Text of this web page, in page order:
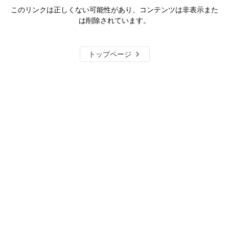
このリンクは正しくない可能性があり、コンテンツは非表示また
は削除されています。
トップページ